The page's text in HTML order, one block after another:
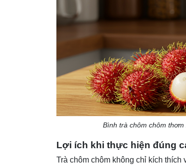
Bình trà chôm chôm
Lợi ích khi thực hiện đúng
Trà chôm chôm không chỉ kích